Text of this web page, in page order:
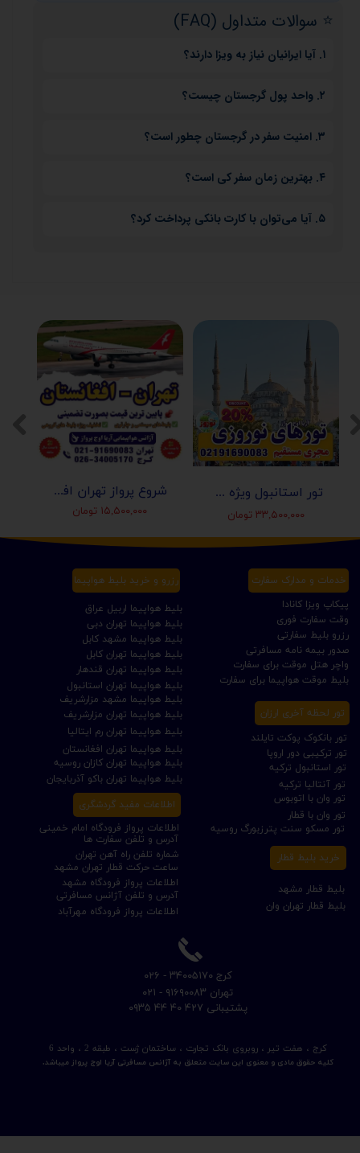
⭐️ سوالات متداول (FAQ)
۱. آیا ایرانیان نیاز به ویزا دارند؟
ایرانیان برای سفر به گرجستان نیازی به ویزا ندارند، اما گذرنامه
معتبر الزامی است.۲. واحد پول گرجستان چیست؟
واحد پول لاری (GEL) است و می‌توانید ارز را در صرافی‌های
معتبر تبدیل کنید.۳. امنیت سفر در گرجستان چطور است؟
گرجستان در اکثر مناطق گردشگری امن است، اما رعایت نکات
ایمنی و مراقبت از وسایل شخصی توصیه می‌شود.۴. بهترین زمان سفر کی است؟
بهار و پاییز بهترین زمان برای بازدید از گرجستان است. تابستان
گرم و زمستان در برخی مناطق سرد و برفی است.۵. آیا می‌توان با کارت بانکی پرداخت کرد؟
شروع پرواز تهران افغانستان (کابل-مزارشریف-هرات-قندهار)
۱۵,۵۰۰,۰۰۰ تومان
تور استانبول ویژه عید نوروز 1405 | مجری مستقیم ✈️
۳۳,۵۰۰,۰۰۰ تومان
کلیه حقوق مادی و معنوی این سایت متعلق به آژانس مسافرتی آریا اوج پرواز میباشد.
​تهران ۹۱۶۹۰۰۸۳ - ۰۲۱
کرج ، هفت تیر ، روبروی بانک تجارت ، ساختمان ژست ، طبقه 2 ، واحد 6
​کرج ۳۴۰۰۵۱۷۰ - ۰۲۶
​پشتیبانی ۴۲۷ ۴۰ ۴۴ ۰۹۳۵
تور ترکیبی دور اروپا
رزرو بلیط سفارتی
پیکاپ ویزا کانادا
بلیط هواپیما تهران کابل
بلیط هواپیما تهران مزارشریف
بلیط هواپیما مشهد کابل
بلیط هواپیما تهران قندهار
بلیط هواپیما تهران افغانستان
بلیط هواپیما مشهد مزارشریف
بلیط قطار تهران وان
بلیط قطار مشهد
بلیط موقت هواپیما برای سفارت
واچر هتل موقت برای سفارت
بلیط هواپیما تهران رم ایتالیا
اطلاعات پرواز فرودگاه امام خمینی
بلیط هواپیما تهران دبی
بلیط هواپیما تهران باکو آذربایجان
بلیط هواپیما تهران استانبول
بلیط هواپیما تهران کازان روسیه
بلیط هواپیما اربیل عراق
صدور بیمه نامه مسافرتی
تور آنتالیا ترکیه
تور استانبول ترکیه
تور مسکو سنت پترزبورگ روسیه
تور وان با قطار
تور بانکوک پوکت تایلند
تور وان با اتوبوس
ساعت حرکت قطار تهران مشهد
خرید بلیط قطار
خدمات و مدارک سفارت رزرو و خرید بلیط هواپیما
تور لحظه آخری ارزان
شماره تلفن راه آهن تهران
وقت سفارت فوری
اطلاعات پرواز فرودگاه مهرآباد
اطلاعات پرواز فرودگاه مشهد
آدرس و تلفن سفارت ها
آدرس و تلفن آژانس مسافرتی
اطلاعات مفید گردشگری